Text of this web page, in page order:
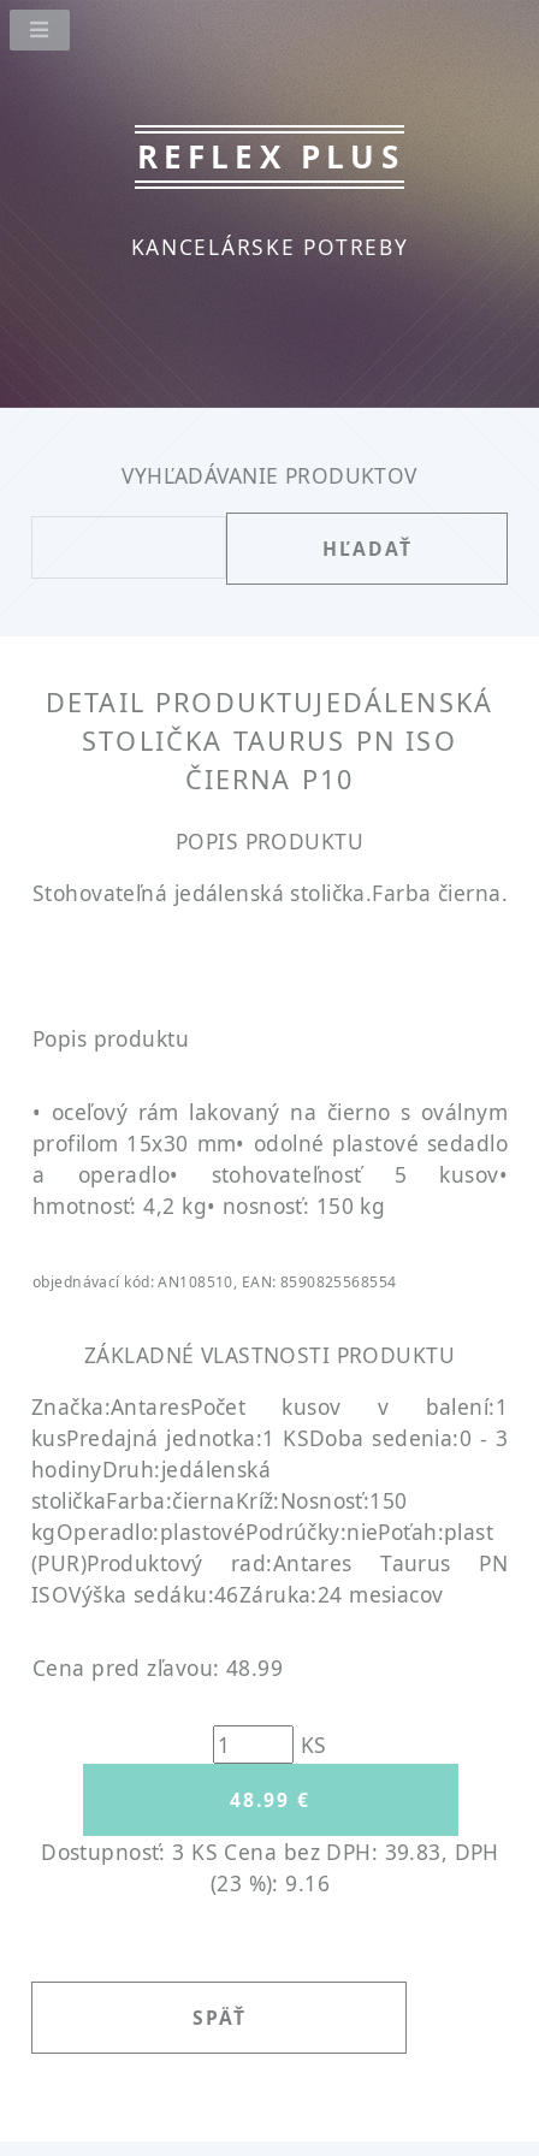
REFLEX PLUS
KANCELÁRSKE POTREBY
VYHĽADÁVANIE PRODUKTOV
DETAIL PRODUKTU JEDÁLENSKÁ
STOLIČKA TAURUS PN ISO
ČIERNA P10
POPIS PRODUKTU
Stohovateľná jedálenská stolička.Farba čierna.
Popis produktu
• oceľový rám lakovaný na čierno s oválnym
profilom 15x30 mm• odolné plastové sedadlo
a operadlo• stohovateľnosť 5 kusov•
hmotnosť: 4,2 kg• nosnosť: 150 kg
objednávací kód: AN108510, EAN: 8590825568554
ZÁKLADNÉ VLASTNOSTI PRODUKTU
Značka:AntaresPočet kusov v balení:1
kusPredajná jednotka:1 KSDoba sedenia:0 - 3
hodinyDruh:jedálenská
stoličkaFarba:čiernaKríž:Nosnosť:150
kgOperadlo:plastovéPodrúčky:niePoťah:plast
(PUR)Produktový rad:Antares Taurus PN
ISOVýška sedáku:46Záruka:24 mesiacov
Cena pred zľavou: 48.99
KS
Dostupnosť: 3 KS Cena bez DPH: 39.83, DPH
(23 %): 9.16
SPÄŤ